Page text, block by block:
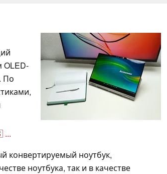
OLED-
По
...
конвертируемый ноутбук,
ноутбука, так и в качестве